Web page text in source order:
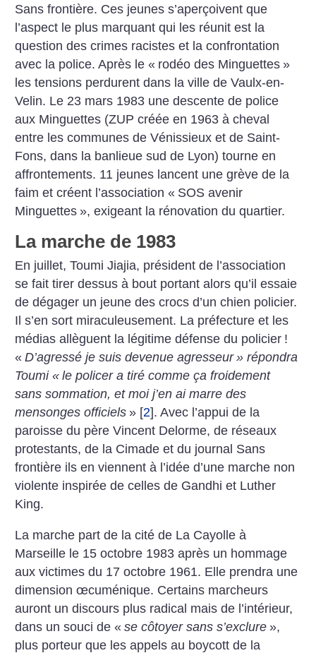
Sans frontière. Ces jeunes s’aperçoivent que
l’aspect le plus marquant qui les réunit est la
question des crimes racistes et la confrontation
avec la police. Après le « rodéo des Minguettes »
les tensions perdurent dans la ville de Vaulx-en-
Velin. Le 23 mars 1983 une descente de police
aux Minguettes (ZUP créée en 1963 à cheval
entre les communes de Vénissieux et de Saint-
Fons, dans la banlieue sud de Lyon) tourne en
affrontements. 11 jeunes lancent une grève de la
faim et créent l’association « SOS avenir
Minguettes », exigeant la rénovation du quartier.
La marche de 1983
En juillet, Toumi Jiajia, président de l’association
se fait tirer dessus à bout portant alors qu’il essaie
de dégager un jeune des crocs d’un chien policier.
Il s’en sort miraculeusement. La préfecture et les
médias allèguent la légitime défense du policier !
« D’agressé je suis devenue agresseur » répondra
Toumi « le policer a tiré comme ça froidement
sans sommation, et moi j’en ai marre des
mensonges officiels » [2]. Avec l’appui de la
paroisse du père Vincent Delorme, de réseaux
protestants, de la Cimade et du journal Sans
frontière ils en viennent à l’idée d’une marche non
violente inspirée de celles de Gandhi et Luther
King.
La marche part de la cité de La Cayolle à
Marseille le 15 octobre 1983 après un hommage
aux victimes du 17 octobre 1961. Elle prendra une
dimension œcuménique. Certains marcheurs
auront un discours plus radical mais de l’intérieur,
dans un souci de « se côtoyer sans s’exclure »,
plus porteur que les appels au boycott de la